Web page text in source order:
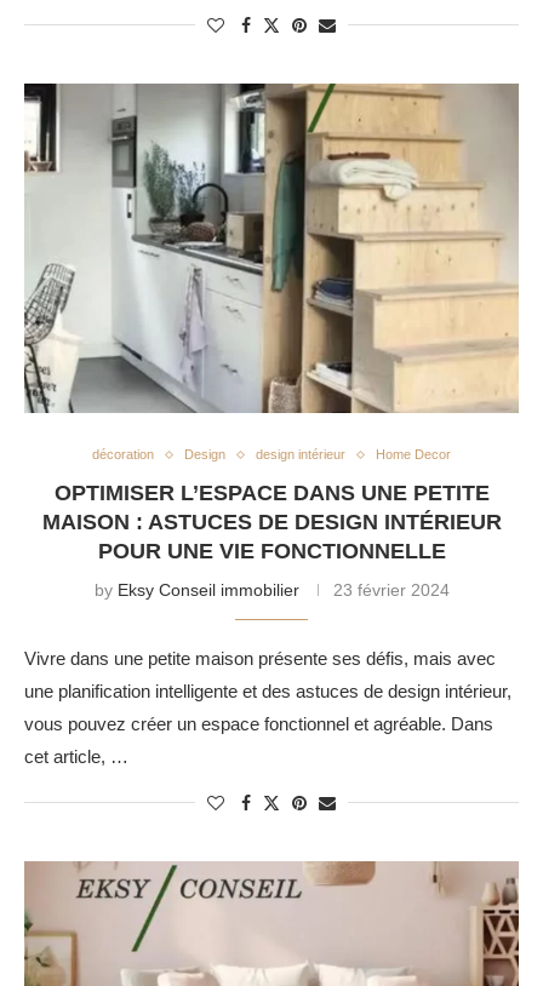
décoration Design design intérieur Home Decor
OPTIMISER L’ESPACE DANS UNE PETITE
MAISON : ASTUCES DE DESIGN INTÉRIEUR
POUR UNE VIE FONCTIONNELLE
by Eksy Conseil immobilier 23 février 2024
Vivre dans une petite maison présente ses défis, mais avec
une planification intelligente et des astuces de design intérieur,
vous pouvez créer un espace fonctionnel et agréable. Dans
cet article, …